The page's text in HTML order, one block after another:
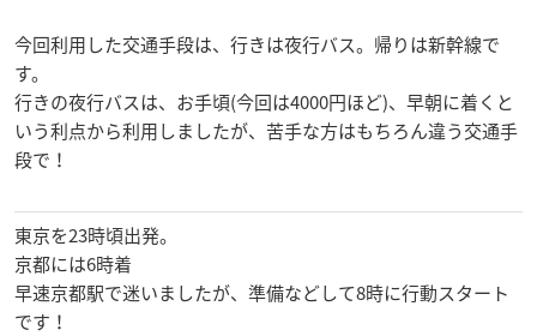
今回利用した交通手段は、行きは夜行バス。帰りは新幹線で
す。
行きの夜行バスは、お手頃(今回は4000円ほど)、早朝に着くと
いう利点から利用しましたが、苦手な方はもちろん違う交通手
段で！
東京を23時頃出発。
京都には6時着
早速京都駅で迷いましたが、準備などして8時に行動スタート
です！